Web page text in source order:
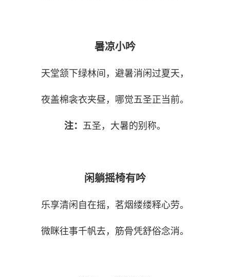
暑凉小吟
天堂颔下绿林间，避暑消闲过夏天，
夜盖棉衾衣夹昼，哪觉五圣正当前。
注： 五圣，大暑的别称。
闲躺摇椅有吟
乐享清闲自在摇，茗烟缕缕释心劳。
微眯往事千帆去，筋骨凭舒俗念消。